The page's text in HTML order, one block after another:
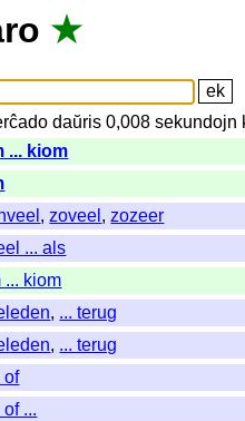
★
daŭris 0,008sekundojn
... kiom
,zoveel ,zozeer
... als
... kiom
, ... terug
, ... terug
of
of ...